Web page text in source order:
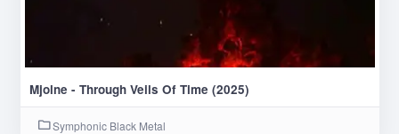
Mjolne - Through Veils Of Time (2025)
Symphonic Black Metal